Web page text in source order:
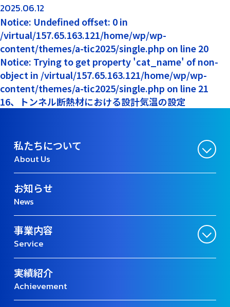
2025.06.12
Notice: Undefined offset: 0 in
/virtual/157.65.163.121/home/wp/wp-
content/themes/a-tic2025/single.php on line 20
Notice: Trying to get property 'cat_name' of non-
object in /virtual/157.65.163.121/home/wp/wp-
content/themes/a-tic2025/single.php on line 21
16、トンネル断熱材における設計気温の設定
私たちについて
About Us
お知らせ
News
事業内容
Service
実績紹介
Achievement